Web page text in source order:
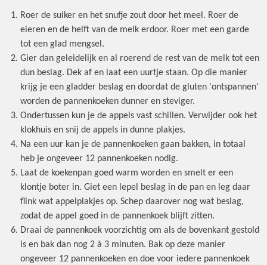
Roer de suiker en het snufje zout door het meel. Roer de
eieren en de helft van de melk erdoor. Roer met een garde
tot een glad mengsel.
Gier dan geleidelijk en al roerend de rest van de melk tot een
dun beslag. Dek af en laat een uurtje staan. Op die manier
krijg je een gladder beslag en doordat de gluten 'ontspannen'
worden de pannenkoeken dunner en steviger.
Ondertussen kun je de appels vast schillen. Verwijder ook het
klokhuis en snij de appels in dunne plakjes.
Na een uur kan je de pannenkoeken gaan bakken, in totaal
heb je ongeveer 12 pannenkoeken nodig.
Laat de koekenpan goed warm worden en smelt er een
klontje boter in. Giet een lepel beslag in de pan en leg daar
flink wat appelplakjes op. Schep daarover nog wat beslag,
zodat de appel goed in de pannenkoek blijft zitten.
Draai de pannenkoek voorzichtig om als de bovenkant gestold
is en bak dan nog 2 à 3 minuten. Bak op deze manier
ongeveer 12 pannenkoeken en doe voor iedere pannenkoek